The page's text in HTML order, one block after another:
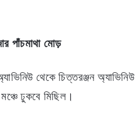
পাঁচমাথা মোড়
থেকে চিত্তরঞ্জন
ঢুকবে মিছিল।